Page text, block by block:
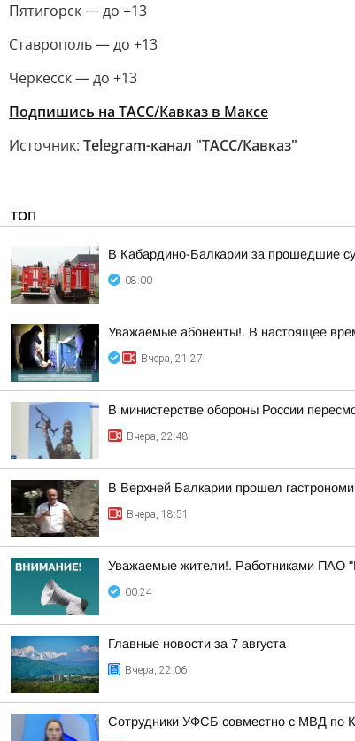
Пятигорск — до +13
Ставрополь — до +13
Черкесск — до +13
Подпишись на ТАСС/Кавказ в Максе
Источник: Telegram-канал "ТАСС/Кавказ"
ТОП
В Кабардино-Балкарии за прошедшие
08:00
Уважаемые абоненты!. В настоящее
Вчера, 21:27
В министерстве обороны России
Вчера, 22:48
В Верхней Балкарии прошел
Вчера, 18:51
Уважаемые жители!. Работниками ПАО
00:24
Главные новости за 7 августа
Вчера, 22:06
Сотрудники УФСБ совместно с МВД по